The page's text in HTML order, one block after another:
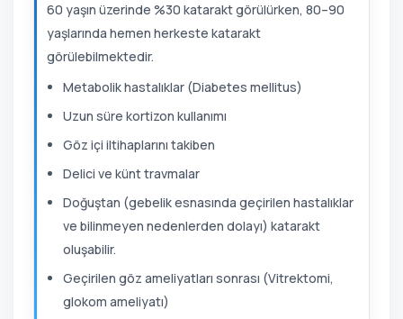
60 yaşın üzerinde %30 katarakt görülürken, 80–90
yaşlarında hemen herkeste katarakt
görülebilmektedir.
Metabolik hastalıklar (Diabetes mellitus)
Uzun süre kortizon kullanımı
Göz içi iltihaplarını takiben
Delici ve künt travmalar
Doğuştan (gebelik esnasında geçirilen hastalıklar
ve bilinmeyen nedenlerden dolayı) katarakt
oluşabilir.
Geçirilen göz ameliyatları sonrası (Vitrektomi,
glokom ameliyatı)